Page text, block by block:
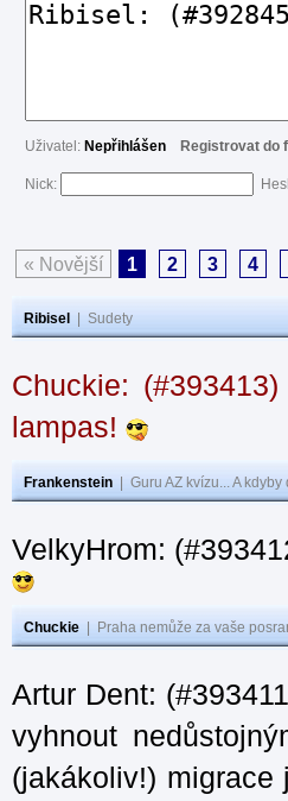
Uživatel: Nepřihlášen Registrovat do
Nick:
« Novější 1 2 3 4
Ribisel Sudety
Chuckie:
lampas!
Frankenstein Guru AZ kvízu... A
VelkyHrom:
Chuckie Praha nemůže za vaše
Artur Dent:
vyhnout
(jakákoliv!)